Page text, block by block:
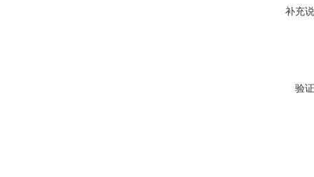
补充
验